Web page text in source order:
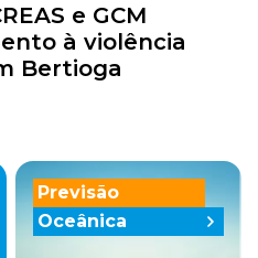
e GCM
à violência
Bertioga
Previsão
Oceânica